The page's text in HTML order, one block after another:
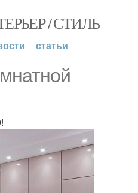
/ СТИЛЬ
статьи